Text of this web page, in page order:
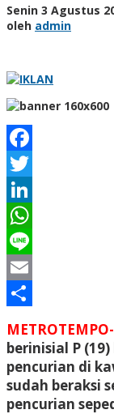
Senin 3 Agustus
oleh admin
Facebook
Twitter
LinkedIn
WhatsApp
Line
Email
METROTEMPO-
berinisial P
pencurian di
sudah beraksi
pencurian